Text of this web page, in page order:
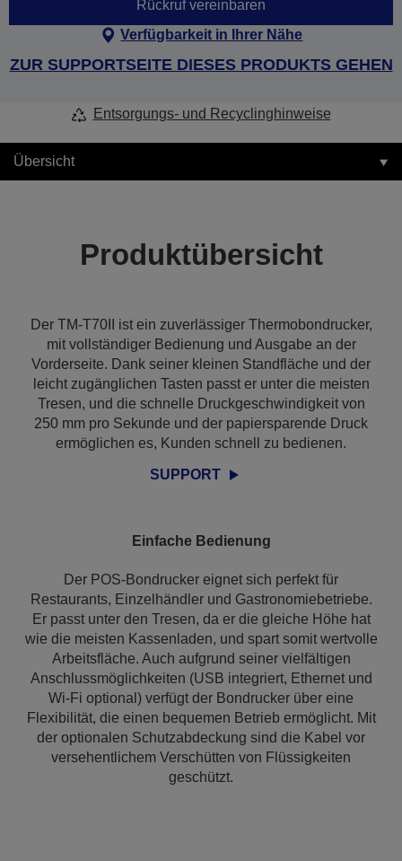
Rückruf vereinbaren
Verfügbarkeit in Ihrer Nähe
ZUR SUPPORTSEITE DIESES PRODUKTS GEHEN
Entsorgungs- und Recyclinghinweise
Übersicht
Produktübersicht
Der TM-T70II ist ein zuverlässiger Thermobondrucker,
mit vollständiger Bedienung und Ausgabe an der
Vorderseite. Dank seiner kleinen Standfläche und der
leicht zugänglichen Tasten passt er unter die meisten
Tresen, und die schnelle Druckgeschwindigkeit von
250 mm pro Sekunde und der papiersparende Druck
ermöglichen es, Kunden schnell zu bedienen.
SUPPORT
Einfache Bedienung
Der POS-Bondrucker eignet sich perfekt für
Restaurants, Einzelhändler und Gastronomiebetriebe.
Er passt unter den Tresen, da er die gleiche Höhe hat
wie die meisten Kassenladen, und spart somit wertvolle
Arbeitsfläche. Auch aufgrund seiner vielfältigen
Anschlussmöglichkeiten (USB integriert, Ethernet und
Wi-Fi optional) verfügt der Bondrucker über eine
Flexibilität, die einen bequemen Betrieb ermöglicht. Mit
der optionalen Schutzabdeckung sind die Kabel vor
versehentlichem Verschütten von Flüssigkeiten
geschützt.